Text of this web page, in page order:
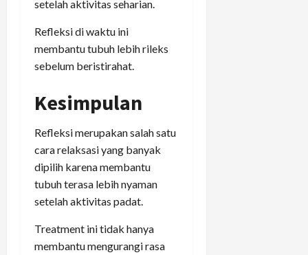
setelah aktivitas seharian.
Refleksi di waktu ini
membantu tubuh lebih rileks
sebelum beristirahat.
Kesimpulan
Refleksi merupakan salah satu
cara relaksasi yang banyak
dipilih karena membantu
tubuh terasa lebih nyaman
setelah aktivitas padat.
Treatment ini tidak hanya
membantu mengurangi rasa